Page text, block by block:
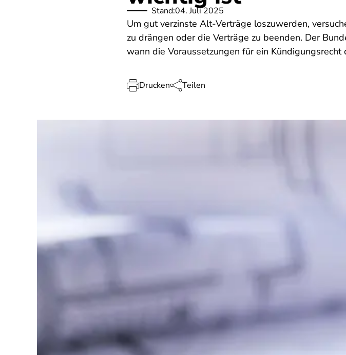
Stand:04. Juli 2025
Um gut verzinste Alt-Verträge loszuwerden,
zu drängen oder die Verträge zu beenden. Der
wann die Voraussetzungen für ein
Drucken Teilen